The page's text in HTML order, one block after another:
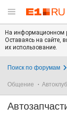
На информационном
Оставаясь на сайте,
их использование.
Поиск по форумам
Общение Автоклуб